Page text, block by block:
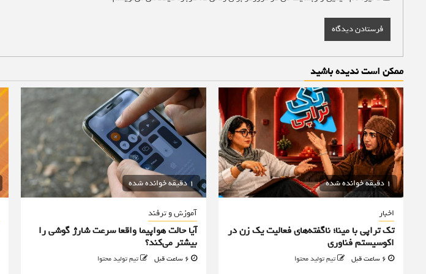
ممکن است ندیده باشید
1 دقیقه خوانده شده
اخبار
تک تراپی با مینا؛ ناگفته‌های فعالیت یک زن در
اکوسیستم فناوری
تیم تولید محتوا
1 دقیقه خوانده شده
آموزش و ترفند
آیا حالت هواپیما واقعا سرعت شارژ گوشی را
بیشتر می‌کند؟
تیم تولید محتوا